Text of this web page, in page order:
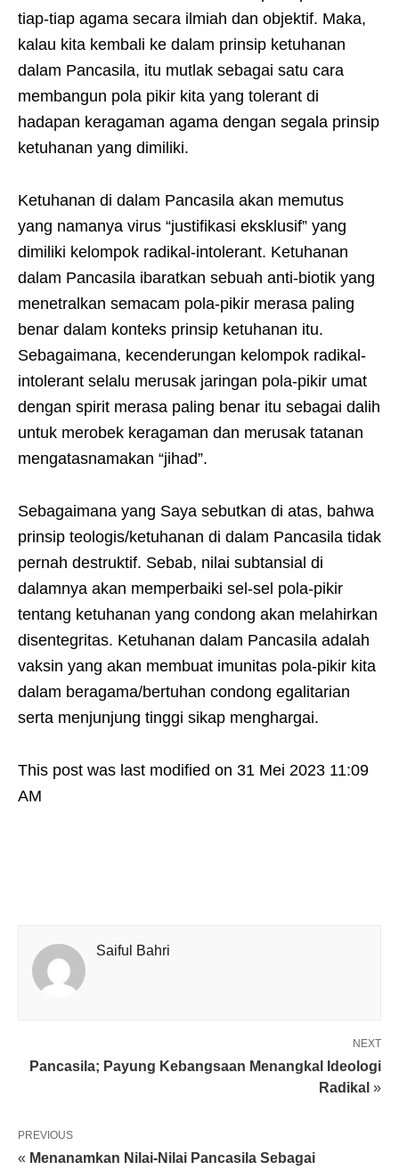
tiap-tiap agama secara ilmiah dan objektif. Maka,
kalau kita kembali ke dalam prinsip ketuhanan
dalam Pancasila, itu mutlak sebagai satu cara
membangun pola pikir kita yang tolerant di
hadapan keragaman agama dengan segala prinsip
ketuhanan yang dimiliki.
Ketuhanan di dalam Pancasila akan memutus
yang namanya virus “justifikasi eksklusif” yang
dimiliki kelompok radikal-intolerant. Ketuhanan
dalam Pancasila ibaratkan sebuah anti-biotik yang
menetralkan semacam pola-pikir merasa paling
benar dalam konteks prinsip ketuhanan itu.
Sebagaimana, kecenderungan kelompok radikal-
intolerant selalu merusak jaringan pola-pikir umat
dengan spirit merasa paling benar itu sebagai dalih
untuk merobek keragaman dan merusak tatanan
mengatasnamakan “jihad”.
Sebagaimana yang Saya sebutkan di atas, bahwa
prinsip teologis/ketuhanan di dalam Pancasila tidak
pernah destruktif. Sebab, nilai subtansial di
dalamnya akan memperbaiki sel-sel pola-pikir
tentang ketuhanan yang condong akan melahirkan
disentegritas. Ketuhanan dalam Pancasila adalah
vaksin yang akan membuat imunitas pola-pikir kita
dalam beragama/bertuhan condong egalitarian
serta menjunjung tinggi sikap menghargai.
This post was last modified on 31 Mei 2023 11:09
AM
Saiful Bahri
NEXT
Pancasila; Payung Kebangsaan Menangkal Ideologi
Radikal »
PREVIOUS
« Menanamkan Nilai-Nilai Pancasila Sebagai